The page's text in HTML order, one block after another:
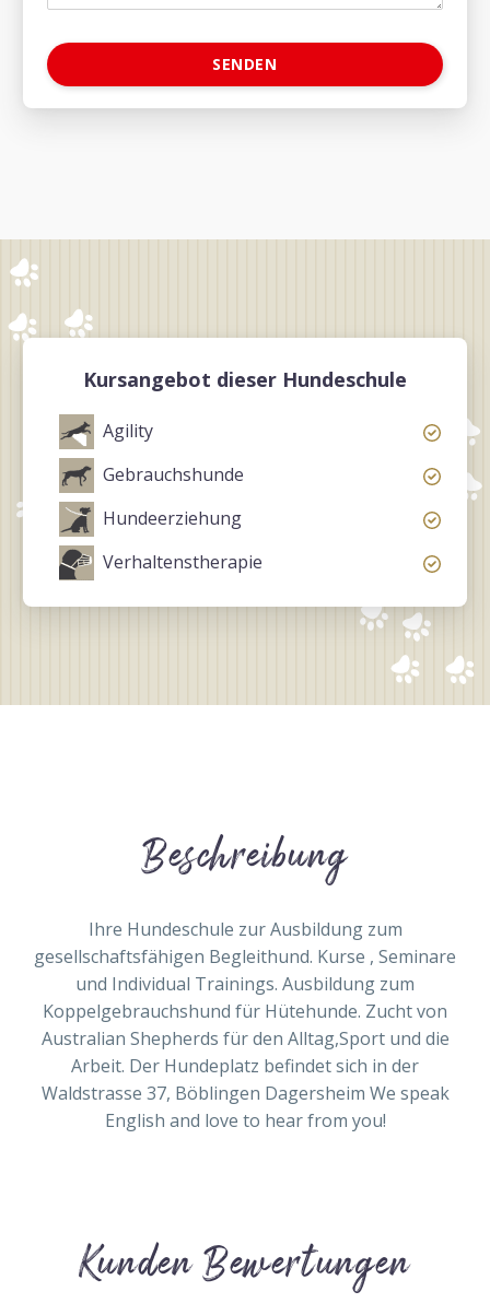
Kursangebot dieser Hundeschule
Agility
Gebrauchshunde
Hundeerziehung
Verhaltenstherapie
Beschreibung
Ihre Hundeschule zur Ausbildung zum
gesellschaftsfähigen Begleithund. Kurse , Seminare
und Individual Trainings. Ausbildung zum
Koppelgebrauchshund für Hütehunde. Zucht von
Australian Shepherds für den Alltag,Sport und die
Arbeit. Der Hundeplatz befindet sich in der
Waldstrasse 37, Böblingen Dagersheim We speak
English and love to hear from you!
Kunden Bewertungen